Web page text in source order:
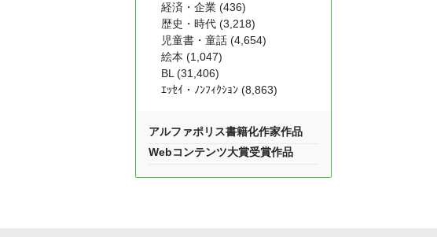
経済・企業 (436)
歴史・時代 (3,218)
児童書・童話 (4,654)
絵本 (1,047)
BL (31,406)
ｴｯｾｲ・ﾉﾝﾌｨｸｼｮﾝ (8,863)
アルファポリス書籍化作家作品
Webコンテンツ大賞受賞作品